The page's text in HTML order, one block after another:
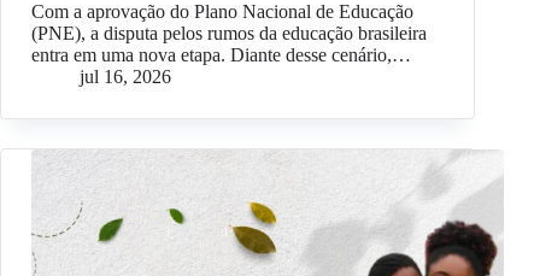
Com a aprovação do Plano Nacional de Educação
(PNE), a disputa pelos rumos da educação brasileira
entra em uma nova etapa. Diante desse cenário,…
jul 16, 2026